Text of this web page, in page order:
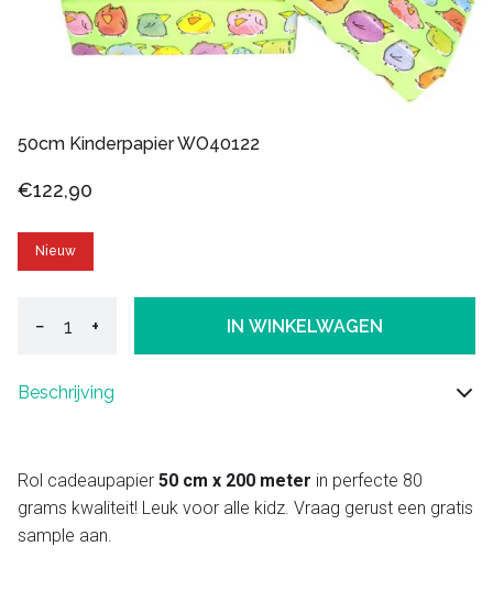
50cm Kinderpapier WO40122
€122,90
Nieuw
− + IN WINKELWAGEN
Beschrijving
Rol cadeaupapier 50 cm x 200 meter in perfecte 80
grams kwaliteit! Leuk voor alle kidz. Vraag gerust een gratis
sample aan.